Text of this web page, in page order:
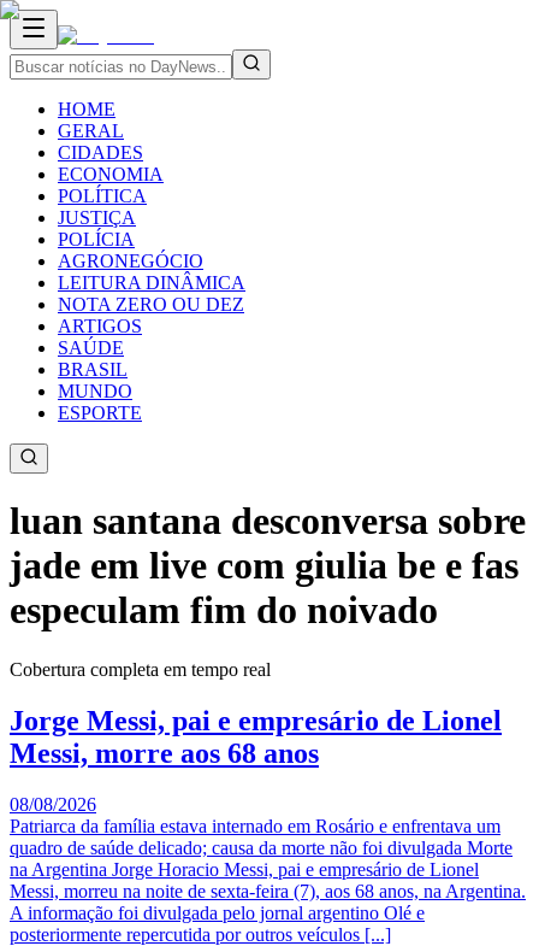
HOME
GERAL
CIDADES
ECONOMIA
POLÍTICA
JUSTIÇA
POLÍCIA
AGRONEGÓCIO
LEITURA DINÂMICA
NOTA ZERO OU DEZ
ARTIGOS
SAÚDE
BRASIL
MUNDO
ESPORTE
luan santana desconversa sobre
jade em live com giulia be e fas
especulam fim do noivado
Cobertura completa em tempo real
Jorge Messi, pai e empresário de Lionel
Messi, morre aos 68 anos
08/08/2026
Patriarca da família estava internado em Rosário e enfrentava um
quadro de saúde delicado; causa da morte não foi divulgada Morte
na Argentina Jorge Horacio Messi, pai e empresário de Lionel
Messi, morreu na noite de sexta-feira (7), aos 68 anos, na Argentina.
A informação foi divulgada pelo jornal argentino Olé e
posteriormente repercutida por outros veículos [...]